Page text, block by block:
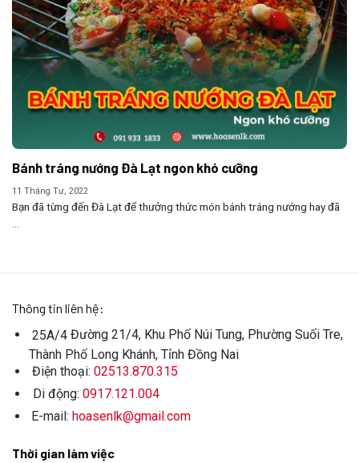
Bánh tráng nướng Đà Lạt ngon khó cưỡng
11 Tháng Tư, 2022
Bạn đã từng đến Đà Lạt để thưởng thức món bánh tráng nướng hay đã
Thông tin liên hệ:
25A/4Đường 21/4, Khu Phố Núi Tung, Phường Suối Tre,
Thành Phố Long Khánh, Tỉnh Đồng Nai
Điện thoại: 02513.870.315
Di động: 0917.121.004
E-mail: hoasenlk@gmail.com
Thời gian làm việc